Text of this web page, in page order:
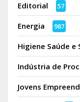
Editorial 57
Energia 987
Higiene Saúde e
Indústria de
Jovens